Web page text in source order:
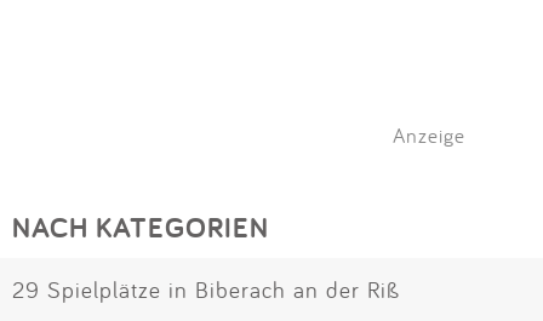
Anzeige
NACH KATEGORIEN
29 Spielplätze in Biberach an der Riß